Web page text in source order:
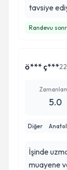
tavsiye
Randevu
ö*** ç***
5.0
Diğer
İşinde
muayene